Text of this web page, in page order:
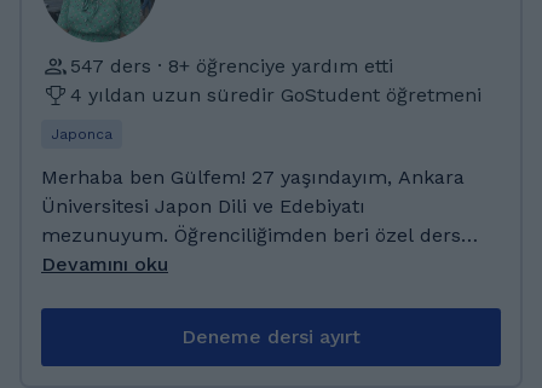
Şu an son sınıf öğrencisiyim. Daha öncelerde
yakın çevreme çeşitli alanlarda ders verdim.
Japonca ve ingilizce alanlarında
uzmanlaşıyorum.
547 ders · 8+ öğrenciye yardım etti
4 yıldan uzun süredir GoStudent öğretmeni
Japonca
Merhaba ben Gülfem! 27 yaşındayım, Ankara
Üniversitesi Japon Dili ve Edebiyatı
mezunuyum. Öğrenciliğimden beri özel ders
veriyorum. Çocuklara ve yetişkinlere Japonca
kanısındayım bu yüzden dinleme bölümüne
Devamını oku
Deneme dersi ayırt